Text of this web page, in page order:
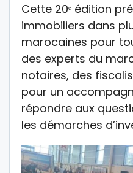
Cette 20ᵉ édition
immobiliers dans
marocaines pour
des experts du
notaires, des
pour un
répondre aux
les démarches